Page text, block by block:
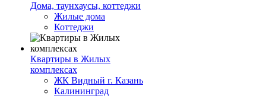
Дома, таунхаусы, коттеджи
Жилые дома
Коттеджи
Квартиры в Жилых
комплексах
ЖК Видный г. Казань
Калининград